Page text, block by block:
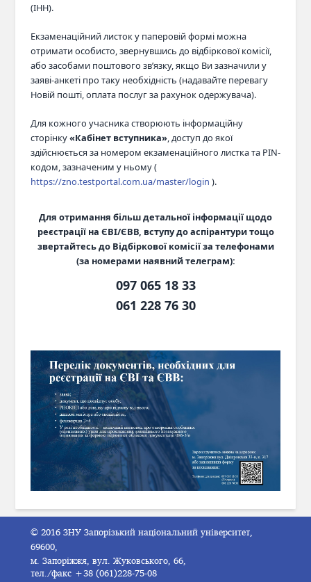
(ІНН).
Екзаменаційний листок у паперовій формі можна
отримати особисто, звернувшись до відбіркової комісії,
або засобами поштового зв’язку, якщо Ви зазначили у
заяві-анкеті про таку необхідність (надавайте перевагу
Новій пошті, оплата послуг за рахунок одержувача).
Для кожного учасника створюють інформаційну
сторінку«Кабінет вступника», доступ до якої
здійснюється за номером екзаменаційного листка та PIN-
кодом, зазначеним у ньому (
https://zno.testportal.com.ua/master/login ).
Для отримання більш детальної інформації щодо
реєстрації на ЄВІ/ЄВВ, вступу до аспірантури тощо
звертайтесь до Відбіркової комісії за телефонами
(за номерами наявний телеграм):
097 065 18 33
061 228 76 30
© 2016 ЗНУ Запорізький національний університет,
69600,
м. Запоріжжя, вул. Жуковського, 66,
тел./факс +38 (061)228-75-08